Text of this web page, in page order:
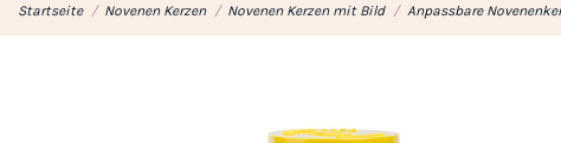
Startseite Novenen Kerzen Novenen Kerzen mit Bild Anpassbare